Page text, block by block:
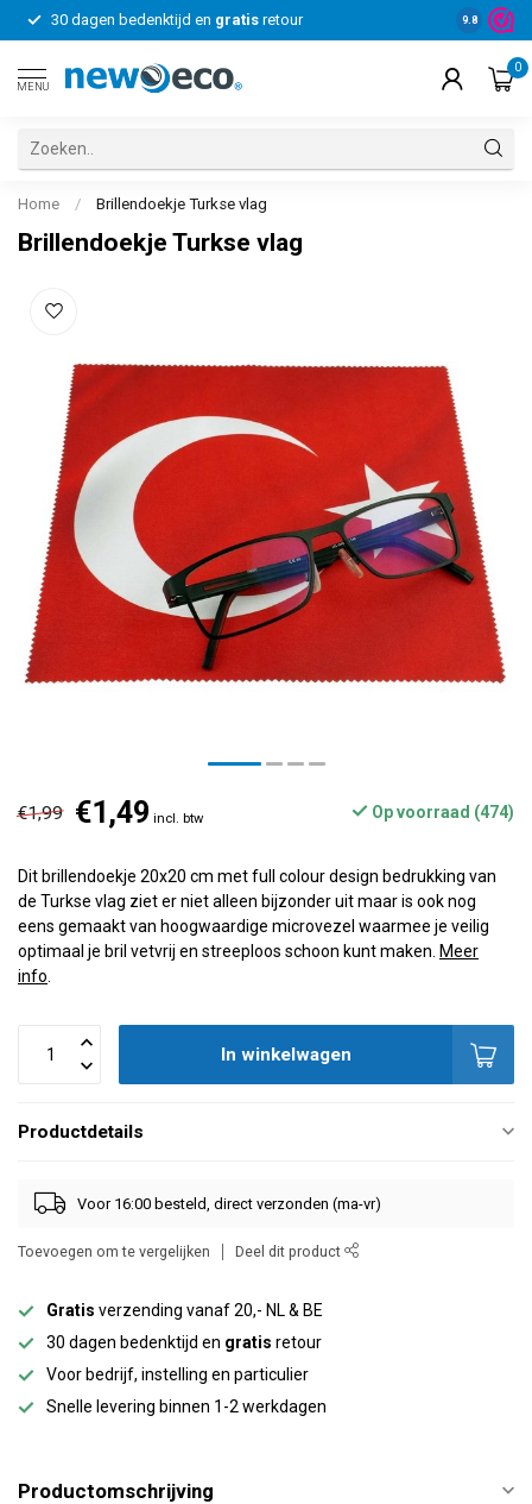
30 dagen bedenktijd en gratis retour Voor
9.8
MENU
0
Home / Brillendoekje Turkse vlag
Brillendoekje Turkse vlag
€1,99 €1,49 incl. btw Op voorraad (474)
Dit brillendoekje 20x20 cm met full colour design bedrukking van
de Turkse vlag ziet er niet alleen bijzonder uit maar is ook nog
eens gemaakt van hoogwaardige microvezel waarmee je veilig
optimaal je bril vetvrij en streeploos schoon kunt maken. Meer
info
In winkelwagen
Productdetails
Voor 16:00 besteld, direct verzonden (ma-vr)
Toevoegen om te vergelijken Deel dit product
Gratis verzending vanaf 20,- NL & BE
30 dagen bedenktijd en gratis retour
Voor bedrijf, instelling en particulier
Snelle levering binnen 1-2 werkdagen
Productomschrijving